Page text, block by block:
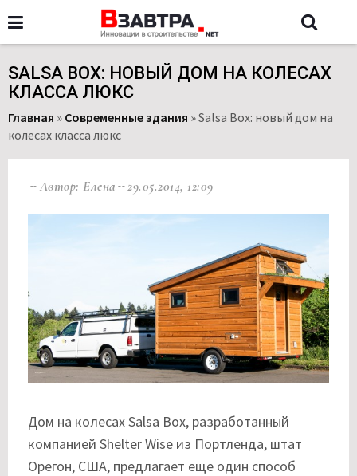
SALSA BOX: НОВЫЙ ДОМ НА КОЛЕСАХ
КЛАССА ЛЮКС
Главная » Современные здания »Salsa Box: новый дом на
колесах класса люкс
Автор: Елена 29.05.2014, 12:09
Дом на колесах Salsa Box, разработанный
компанией Shelter Wise из Портленда, штат
Орегон, США, предлагает еще один способ